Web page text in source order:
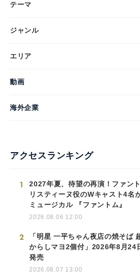
テーマ
ジャンル
エリア
動画
海外企業
アクセスランキング
1
2027年夏、待望の再演！ファン
リスティーヌ役のWキャスト4名
ミュージカル 『ファントム』
2026.08.06 12:00
2
「明星 一平ちゃん夜店の焼そば
からしマヨ2個付」2026年8月24
発売
2026.08.07 13:00